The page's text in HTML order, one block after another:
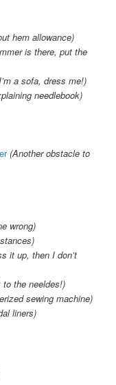
hem allowance)
is there, put the
a sofa, dress me!)
needlebook)
(Another obstacle to
wrong)
)
it up, then I don’t
to the neeldes!)
sewing machine)
liners)